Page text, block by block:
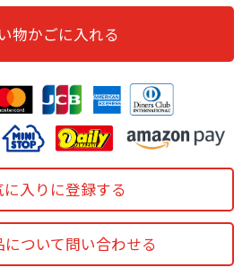
物かごに入れる
に入りに登録する
について問い合わせる